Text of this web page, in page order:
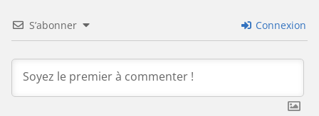
S’abonner Connexion